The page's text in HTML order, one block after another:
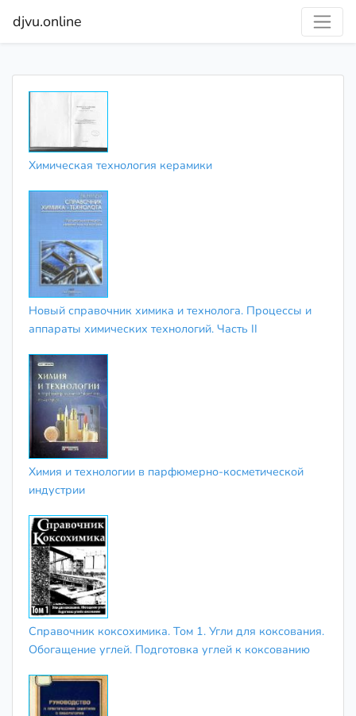
djvu.online
Химическая технология керамики
Новый справочник химика и технолога. Процессы и
аппараты химических технологий. Часть II
Химия и технологии в парфюмерно-косметической
индустрии
Справочник коксохимика. Том 1. Угли для коксования.
Обогащение углей. Подготовка углей к коксованию